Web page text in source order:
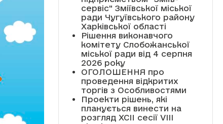
сервіс" Зміївської міської
ради Чугуївського району
Харківської області
Рішення виконавчого
комітету Слобожанської
міської ради від 4 серпня
2026 року
ОГОЛОШЕННЯ про
проведення відкритих
торгів з Особливостями
Проекти рішень, які
планується винести на
розгляд XCII сесії VІІІ